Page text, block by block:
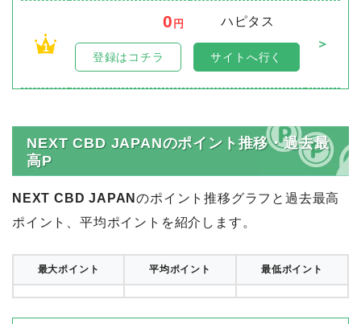
1
0 円
ハピタス
＞
登録はコチラ サイトへ行く
NEXT CBD JAPANのポイント推移・過去最
高P
NEXT CBD JAPANのポイント推移グラフと過去最高
ポイント、平均ポイントを紹介します。
最大ポイント 平均ポイント 最低ポイント